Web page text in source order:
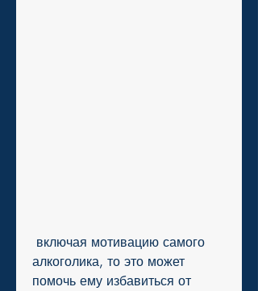
алкоголика, то это может
помочь ему избавиться от